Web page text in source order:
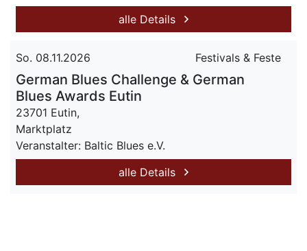
alle Details
So. 08.11.2026 Festivals & Feste
German Blues Challenge & German
Blues Awards Eutin
23701 Eutin,
Marktplatz
Veranstalter: Baltic Blues e.V.
alle Details